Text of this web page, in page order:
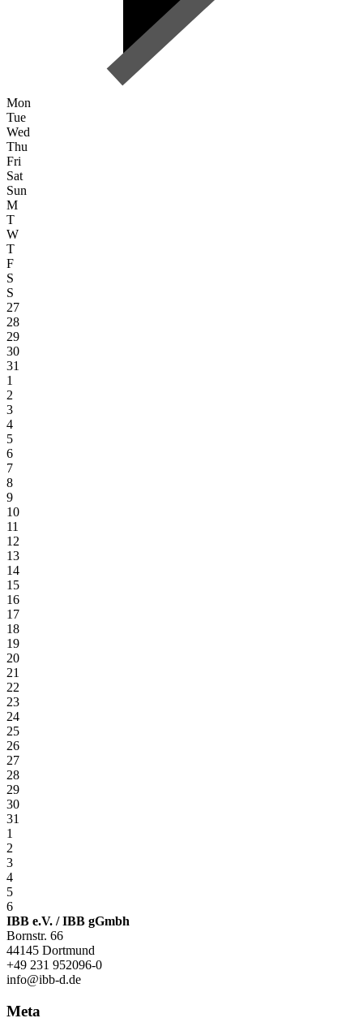
Mon
Tue
Wed
Thu
Fri
Sat
Sun
M
T
W
T
F
S
S
27
28
29
30
31
1
2
3
4
5
6
7
8
9
10
11
12
13
14
15
16
17
18
19
20
21
22
23
24
25
26
27
28
29
30
31
1
2
3
4
5
6
IBB e.V. / IBB gGmbh
Bornstr. 66
44145 Dortmund
+49 231 952096-0
info@ibb-d.de
Meta